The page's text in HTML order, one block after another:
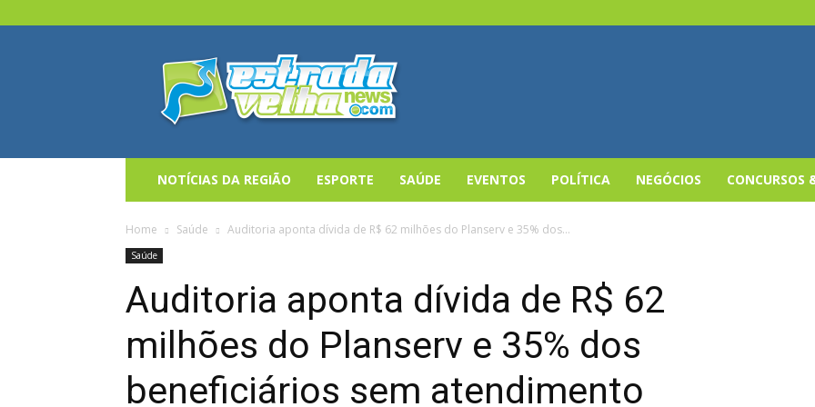
Estrada
Velha
News
NOTÍCIAS DA REGIÃO ESPORTE SAÚDE EVENTOS POLÍTICA NEGÓCIOS CONCURSOS
Home Saúde Auditoria aponta dívida de R$ 62 milhões do Planserv e 35% dos...
Saúde
Auditoria aponta dívida de R$ 62
milhões do Planserv e 35% dos
beneficiários sem atendimento